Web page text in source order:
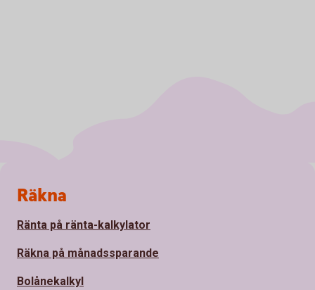
Sidfot
Räkna
Ränta på ränta-kalkylator
Räkna på månadssparande
Bolånekalkyl